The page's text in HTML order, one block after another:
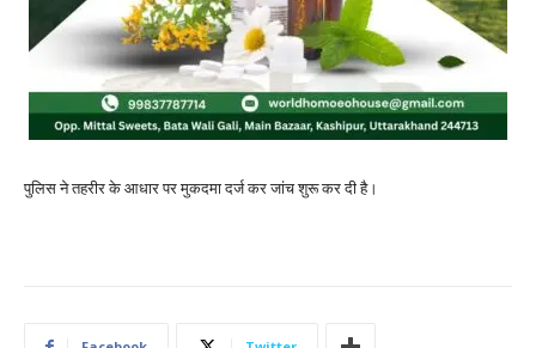
पुलिस ने तहरीर के आधार पर मुकदमा दर्ज कर जांच शुरू कर दी है।